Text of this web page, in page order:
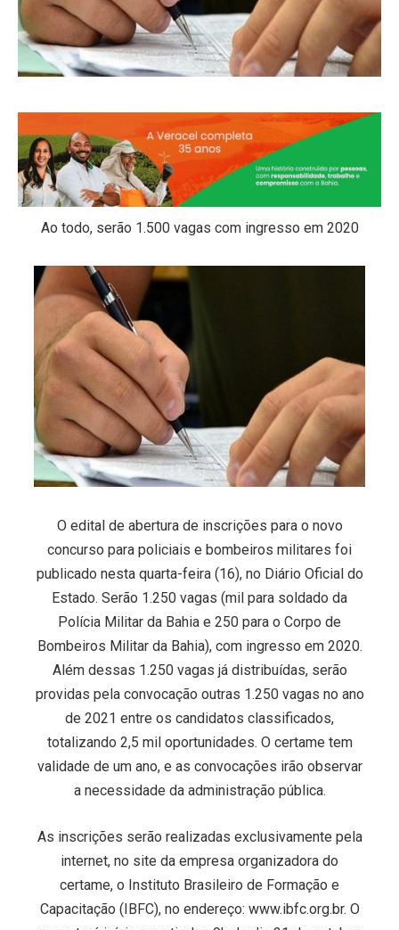
Ao todo, serão 1.500 vagas com ingresso em 2020
O edital de abertura de inscrições para o novo
concurso para policiais e bombeiros militares foi
publicado nesta quarta-feira (16), no Diário Oficial do
Estado. Serão 1.250 vagas (mil para soldado da
Polícia Militar da Bahia e 250 para o Corpo de
Bombeiros Militar da Bahia), com ingresso em 2020.
Além dessas 1.250 vagas já distribuídas, serão
providas pela convocação outras 1.250 vagas no ano
de 2021 entre os candidatos classificados,
totalizando 2,5 mil oportunidades. O certame tem
validade de um ano, e as convocações irão observar
a necessidade da administração pública.
As inscrições serão realizadas exclusivamente pela
internet, no site da empresa organizadora do
certame, o Instituto Brasileiro de Formação e
Capacitação (IBFC), no endereço: www.ibfc.org.br. O